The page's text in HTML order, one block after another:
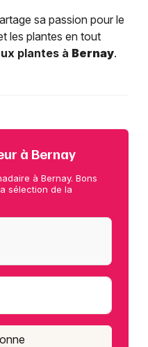
sa passion pour le
les plantes en tout
plantes à Bernay.
à Bernay
à Bernay. Bons
sélection de la